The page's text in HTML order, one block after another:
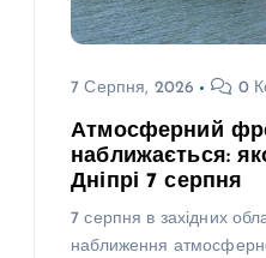
7 Серпня, 2026 0
Атмосферний
наближається:
Дніпрі 7 серпня
7 серпня в західних
наближення